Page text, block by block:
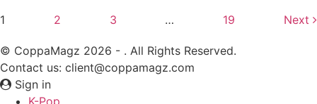
1 2 3 … 19 Next
© CoppaMagz 2026 - . All Rights Reserved.
Contact us: client@coppamagz.com
Sign in
K-Pop